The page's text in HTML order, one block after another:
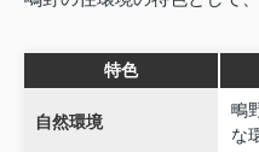
特色
自然環境
鴫
な